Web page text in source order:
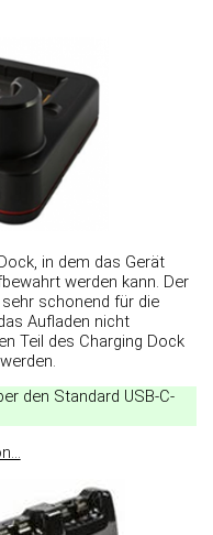
in dem das Gerät
werden kann. Der
schonend für die
Aufladen nicht
Teil des Charging Dock
den Standard USB-C-